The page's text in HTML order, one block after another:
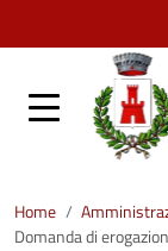
Home /
Domanda di